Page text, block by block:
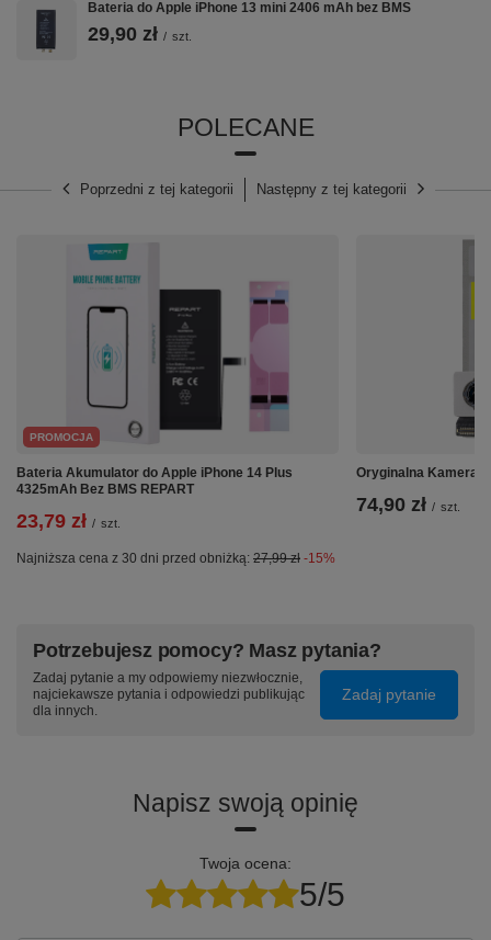
Bateria do Apple iPhone 13 mini 2406 mAh bez BMS
29,90 zł / szt.
POLECANE
Poprzedni z tej kategorii Następny z tej kategorii
PROMOCJA
Bateria Akumulator do Apple iPhone 14 Plus
4325mAh Bez BMS REPART
23,79 zł / szt.
Najniższa cena z 30 dni przed obniżką: 27,99 zł -15%
Oryginalna Kamera
74,90 zł / szt.
Potrzebujesz pomocy? Masz pytania?
Zadaj pytanie a my odpowiemy niezwłocznie,
najciekawsze pytania i odpowiedzi publikując
dla innych.
Zadaj pytanie
Napisz swoją opinię
Twoja ocena:
5/5